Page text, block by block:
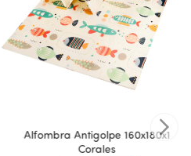
Alfombra Antigolpe 160x180x1
Corales